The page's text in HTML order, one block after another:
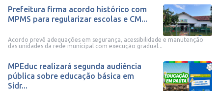
Prefeitura firma acordo histórico com
MPMS para regularizar escolas e CM...
Acordo prevê adequações em segurança, acessibilidade e manutenção
das unidades da rede municipal com execução gradual...
MPEduc realizará segunda audiência
pública sobre educação básica em
Sidr...